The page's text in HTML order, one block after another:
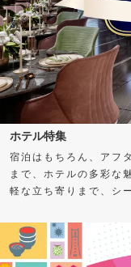
ホテル特集
宿泊はもちろん、アフ
まで、ホテルの多彩な
軽な立ち寄りまで、シ